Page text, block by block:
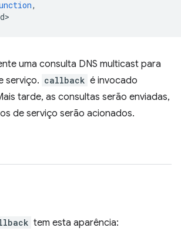
,
uma consulta DNS multicast para
serviço. callback é invocado
tarde, as consultas serão enviadas,
de serviço serão acionados.
tem esta aparência: